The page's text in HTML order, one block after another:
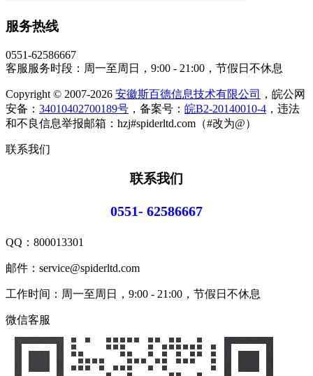
服务热线
0551-62586667
客服服务时段：周一至周日，9:00 - 21:00，节假日不休息
Copyright © 2007-2026 安徽斯百德信息技术有限公司
，皖公网
安备： 34010402700189号 ，备案号： 皖B2-20140010-4 ，违法
和不良信息举报邮箱：hzj#spiderltd.com（#改为@）
联系我们
联系我们
0551- 62586667
QQ： 800013301
邮件：service@spiderltd.com
工作时间：周一至周日，9:00 - 21:00，节假日不休息
微信客服